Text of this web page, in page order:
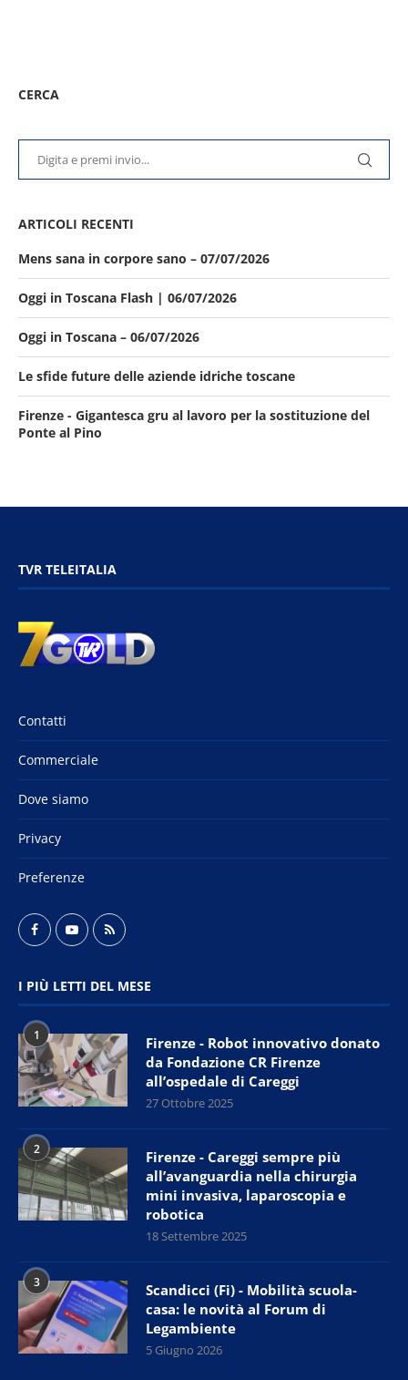
CERCA
ARTICOLI RECENTI
Mens sana in corpore sano – 07/07/2026
Oggi in Toscana Flash | 06/07/2026
Oggi in Toscana – 06/07/2026
Le sfide future delle aziende idriche toscane
Firenze - Gigantesca gru al lavoro per la sostituzione del
Ponte al Pino
TVR TELEITALIA
Contatti
Commerciale
Dove siamo
Privacy
Preferenze
I PIÙ LETTI DEL MESE
1
Firenze - Robot innovativo donato
da Fondazione CR Firenze
all’ospedale di Careggi
27 Ottobre 2025
2
Firenze - Careggi sempre più
all’avanguardia nella chirurgia
mini invasiva, laparoscopia e
robotica
18 Settembre 2025
3
Scandicci (Fi) - Mobilità scuola-
casa: le novità al Forum di
Legambiente
5 Giugno 2026